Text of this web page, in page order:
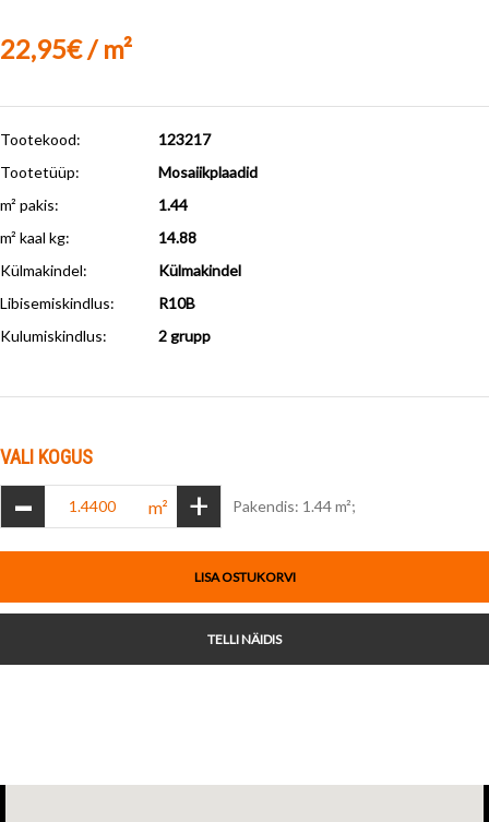
22,95€ / m²
Tootekood:
123217
Tootetüüp:
Mosaiikplaadid
m² pakis:
1.44
m² kaal kg:
14.88
Külmakindel:
Külmakindel
Libisemiskindlus:
R10B
Kulumiskindlus: 2 grupp
VALI KOGUS
- m² + Pakendis: 1.44 m²;
LISA OSTUKORVI
TELLI NÄIDIS